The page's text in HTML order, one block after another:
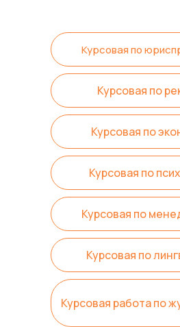
Курсовая по
Курсовая по
Курсовая по
Курсовая по
Курсовая по
Курсовая по
Курсовая работа по